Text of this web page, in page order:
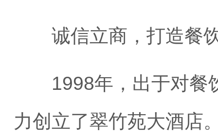
诚信立商，打造餐饮
1998年，出于对餐饮
力创立了翠竹苑大酒店